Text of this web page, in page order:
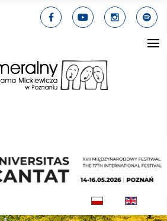
Wybierz swój